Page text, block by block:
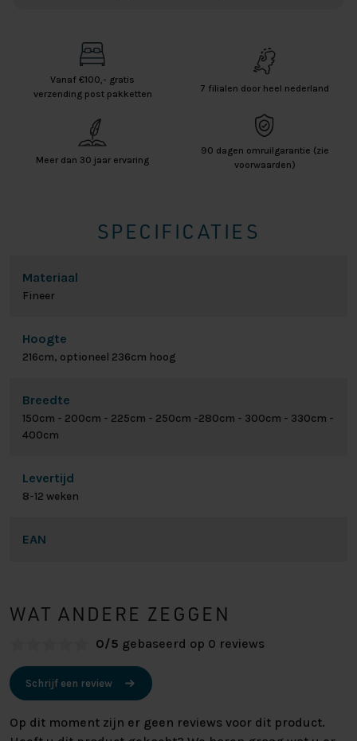
Vanaf €100,- gratis
verzending post pakketten
7 filialen door heel nederland
Meer dan 30 jaar ervaring
90 dagen omruilgarantie (zie
voorwaarden)
SPECIFICATIES
Materiaal
Fineer
Hoogte
216cm, optioneel 236cm hoog
Breedte
150cm - 200cm - 225cm - 250cm -280cm - 300cm - 330cm -
400cm
Levertijd
8-12 weken
EAN
WAT ANDERE ZEGGEN
0/5 gebaseerd op 0 reviews
Schrijf een review
Op dit moment zijn er geen reviews voor dit product.